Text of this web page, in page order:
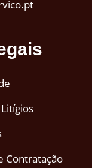
Contratação